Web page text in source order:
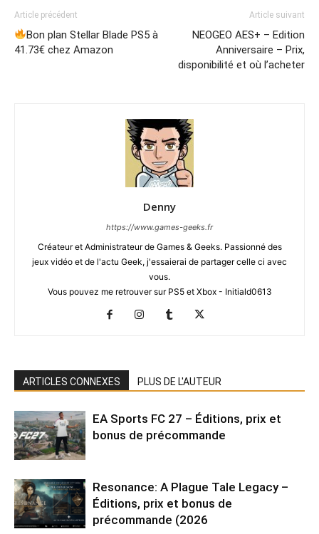
Article précédent
Bon plan Stellar Blade PS5 à
41.73€ chez Amazon
Article suivant
NEOGEO AES+ – Edition
Anniversaire – Prix,
disponibilité et où l’acheter
Denny
https://www.games-geeks.fr
Créateur et Administrateur de Games & Geeks. Passionné des
jeux vidéo et de l'actu Geek, j'essaierai de partager celle ci avec
vous.
Vous pouvez me retrouver sur PS5 et Xbox - Initiald0613
ARTICLES CONNEXES PLUS DE L'AUTEUR
EA Sports FC 27 – Éditions, prix et
bonus de précommande
Resonance: A Plague Tale Legacy –
Éditions, prix et bonus de
précommande (2026